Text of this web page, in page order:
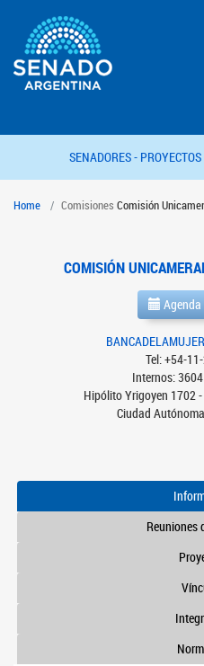
SENADORES -
Home Comisiones Comisión
COMISIÓN
Tel: +54-
Internos:
Hipólito Yrigoyen 1702
Ciudad
Reuniones